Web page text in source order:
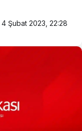
4 Şubat 2023, 22:28